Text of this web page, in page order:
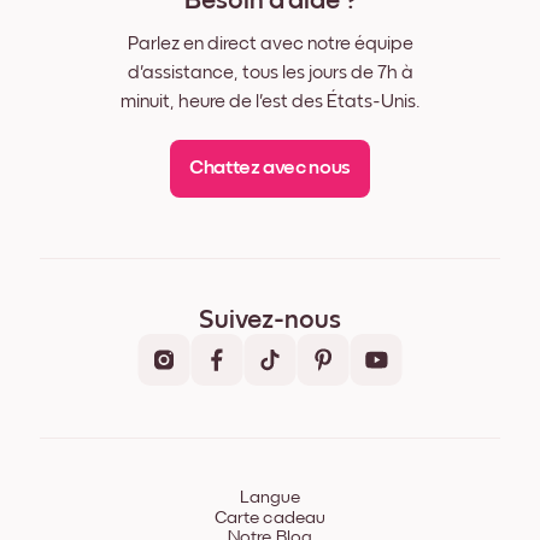
Parlez en direct avec notre équipe
d'assistance, tous les jours de 7h à
minuit, heure de l'est des États-Unis.
Chattez avec nous
Suivez-nous
Langue
Carte cadeau